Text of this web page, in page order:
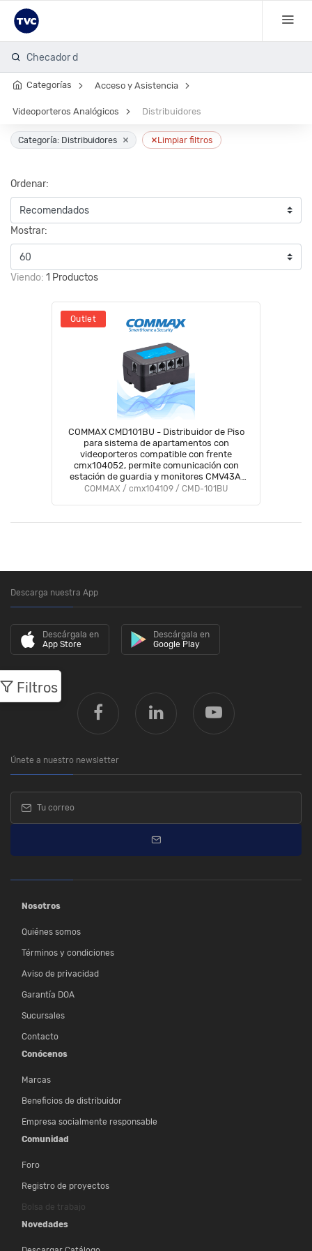
Checador de
Categorías Acceso y Asistencia
Videoporteros Analógicos Distribuidores
Categoría: Distribuidores × ×Limpiar filtros
Ordenar:
Mostrar:
Viendo: 1 Productos
Outlet
COMMAX CMD101BU - Distribuidor de Piso
para sistema de apartamentos con
videoporteros compatible con frente
cmx104052, permite comunicación con
estación de guardia y monitores CMV43A,
alimentación con RF2A/ #Modum complejo
COMMAX / cmx104109 / CMD-101BU
Filtros
Descarga nuestra App
Descárgala en
App Store
Descárgala en
Google Play
Únete a nuestro newsletter
Nosotros
Quiénes somos
Términos y condiciones
Aviso de privacidad
Garantía DOA
Sucursales
Contacto
Conócenos
Marcas
Beneficios de distribuidor
Empresa socialmente responsable
Comunidad
Foro
Registro de proyectos
Bolsa de trabajo
Novedades